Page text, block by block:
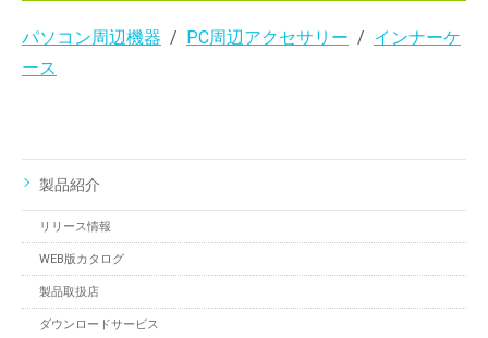
パソコン周辺機器 PC周辺アクセサリー
インナーケ
ース
製品紹介
リリース情報
WEB版カタログ
製品取扱店
ダウンロードサービス